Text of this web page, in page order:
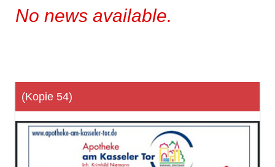
No news available.
(Kopie 54)